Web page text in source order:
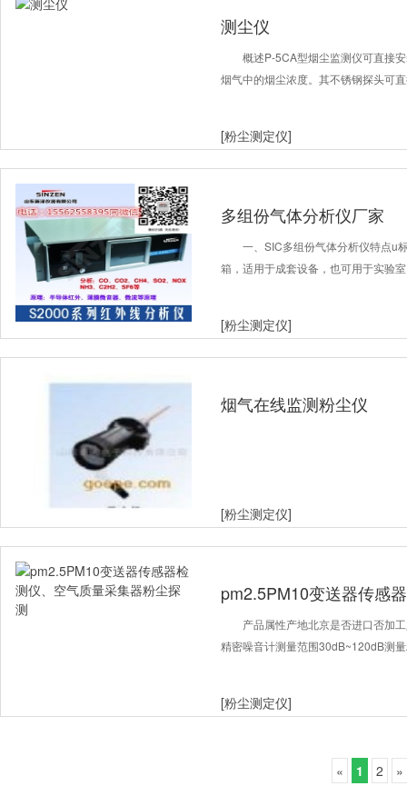
测尘仪
概述P-5CA型烟尘监测仪可直接
烟气中的烟尘浓度。其不锈钢探头可
[粉尘测定仪]
多组份气体分析仪厂家
一、SIC多组份气体分析仪特点u
箱，适用于成套设备，也可用于实验
[粉尘测定仪]
烟气在线监测粉尘仪
[粉尘测定仪]
pm2.5PM10变送器传感
粉尘探测
产品属性产地北京是否进口否加
精密噪音计测量范围30dB~120dB测
[粉尘测定仪]
« 1 2 »